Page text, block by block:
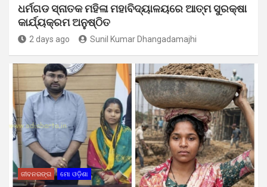
ଧର୍ମଗଡ ସ୍ନାତକ ମହିଳା ମହାବିଦ୍ୟାଳୟରେ ଆତ୍ମ ସୁରକ୍ଷା
କାର୍ଯ୍ୟକ୍ରମ ଅନୁଷ୍ଠିତ
2 days ago Sunil Kumar Dhangadamajhi
ଜୀବନରଙ୍ଗ ମୋ ଓଡ଼ିଶା